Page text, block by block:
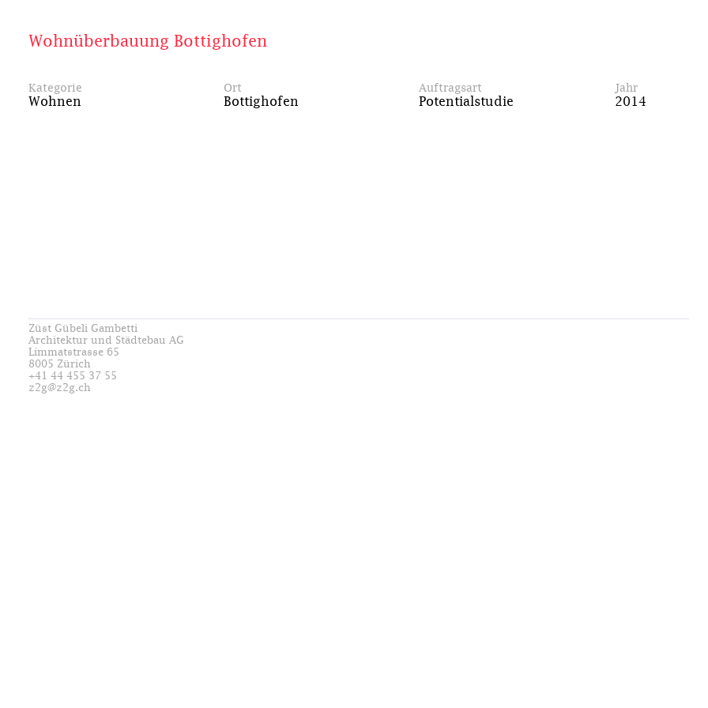
Wohnüberbauung Bottighofen
Kategorie
Wohnen
Ort
Bottighofen
Auftragsart
Potentialstudie
Jahr
2014
Züst Gübeli Gambetti
Architektur und Städtebau AG
Limmatstrasse 65
8005 Zürich
+41 44 455 37 55
z2g@z2g.ch